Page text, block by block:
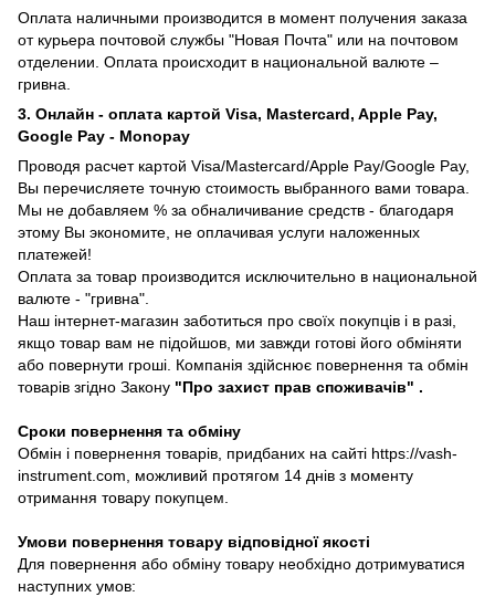
Оплата наличными производится в момент получения заказа
от курьера почтовой службы "Новая Почта" или на почтовом
отделении. Оплата происходит в национальной валюте –
гривна.
3. Онлайн - оплата картой Visa, Mastercard, Apple Pay,
Google Pay - Monopay
Проводя расчет картой Visa/Mastercard/Apple Pay/Google Pay,
Вы перечисляете точную стоимость выбранного вами товара.
Мы не добавляем % за обналичивание средств - благодаря
этому Вы экономите, не оплачивая услуги наложенных
платежей!
Оплата за товар производится исключительно в национальной
валюте - "гривна".
Наш інтернет-магазин заботиться про своїх покупців і в разі,
якщо товар вам не підойшов, ми завжди готові його обміняти
або повернути гроші. Компанія здійснює повернення та обмін
товарів згідно Закону "Про захист прав споживачів" .
Сроки повернення та обміну
Обмін і повернення товарів, придбаних на сайті https://vash-
instrument.com, можливий протягом 14 днів з моменту
отримання товару покупцем.
Умови повернення товару відповідної якості
Для повернення або обміну товару необхідно дотримуватися
наступних умов: